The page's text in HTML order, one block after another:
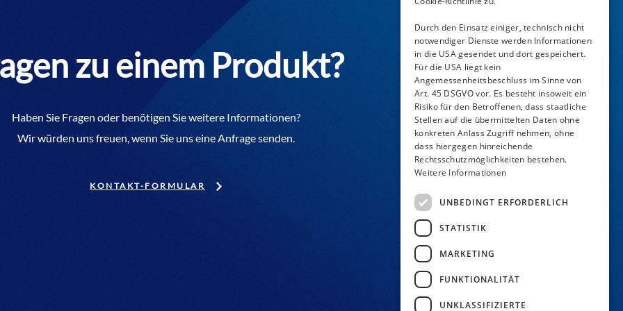
zu einem Produkt?
Haben Sie Fragen oder benötigen Sie weitere Informationen?
Wir würden uns freuen, wenn Sie uns eine Anfrage senden.
KONTAKT-FORMULAR
Durch den Einsatz einiger, technisch nicht
notwendiger Dienste werden Informationen
in die USA gesendet und dort gespeichert.
Für die USA liegt kein
Angemessenheitsbeschluss im Sinne von
Art. 45 DSGVO vor. Es besteht insoweit ein
Risiko für den Betroffenen, dass staatliche
Stellen auf die übermittelten Daten ohne
konkreten Anlass Zugriff nehmen, ohne
dass hiergegen hinreichende
Rechtsschutzmöglichkeiten bestehen.
Weitere Informationen
UNBEDINGT ERFORDERLICH
STATISTIK
MARKETING
FUNKTIONALITÄT
UNKLASSIFIZIERTE